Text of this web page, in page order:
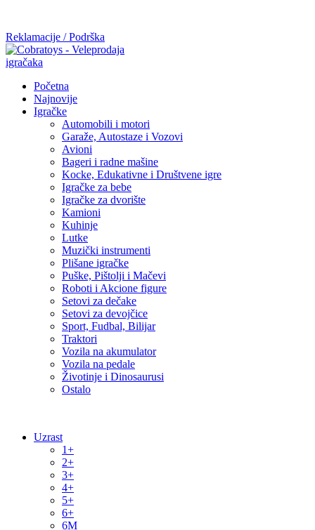
Reklamacije / Podrška
Početna
Najnovije
Igračke
Automobili i motori
Garaže, Autostaze i Vozovi
Avioni
Bageri i radne mašine
Kocke, Edukativne i Društvene igre
Igračke za bebe
Igračke za dvorište
Kamioni
Kuhinje
Lutke
Muzički instrumenti
Plišane igračke
Puške, Pištolji i Mačevi
Roboti i Akcione figure
Setovi za dečake
Setovi za devojčice
Sport, Fudbal, Bilijar
Traktori
Vozila na akumulator
Vozila na pedale
Životinje i Dinosaurusi
Ostalo
Uzrast
1+
2+
3+
4+
5+
6+
6M